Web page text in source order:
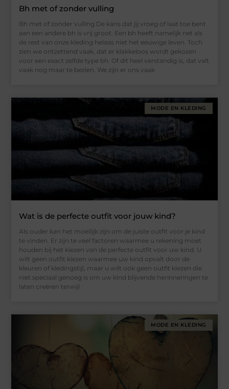
Bh met of zonder vulling
Bh met of zonder vulling De kans dat jij vroeg of laat toe bent
aan een andere bh is vrij groot. Een bh heeft namelijk net als
de rest van onze kleding helaas niet het eeuwige leven. Toch
zien we ontzettend vaak, dat er klakkeloos wordt gekozen
voor een exact zelfde type bh. Of dit heel verstandig is, dat valt
vaak nog maar te bezien. We zijn er ons vaak
MODE EN KLEDING
Wat is de perfecte outfit voor jouw kind?
Als ouder kan het moeilijk zijn om de juiste outfit voor je kind
te vinden. Er zijn te veel factoren waarmee u rekening moet
houden bij het kiezen van de perfecte outfit voor uw kind. U
wilt geen outfit kiezen waarmee uw kind opvalt door de
kleuren of kledingstijl, maar u wilt ook geen outfit kiezen die
niet speciaal genoeg is om uw kind blijvende herinneringen te
laten creëren terwijl
MODE EN KLEDING